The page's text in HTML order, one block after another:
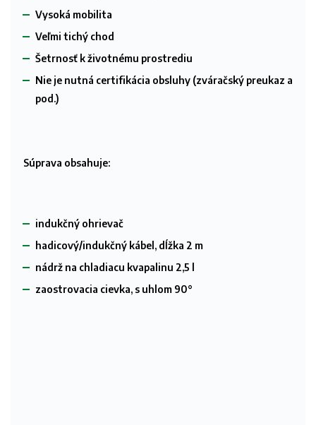
Vysoká mobilita
Veľmi tichý chod
Šetrnosť k životnému prostrediu
Nie je nutná certifikácia obsluhy (zváračský preukaz a
pod.)
Súprava obsahuje:
indukčný ohrievač
hadicový/indukčný kábel, dĺžka 2 m
nádrž na chladiacu kvapalinu 2,5 l
zaostrovacia cievka, s uhlom 90°